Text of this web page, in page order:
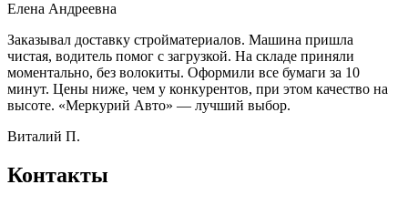
Елена Андреевна
Заказывал доставку стройматериалов. Машина пришла
чистая, водитель помог с загрузкой. На складе приняли
моментально, без волокиты. Оформили все бумаги за 10
минут. Цены ниже, чем у конкурентов, при этом качество на
высоте. «Меркурий Авто» — лучший выбор.
Виталий П.
Контакты